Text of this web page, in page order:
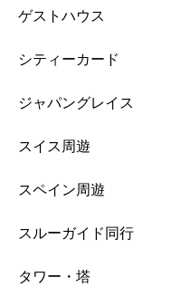
ゲストハウス
シティーカード
ジャパングレイス
スイス周遊
スペイン周遊
スルーガイド同行
タワー・塔